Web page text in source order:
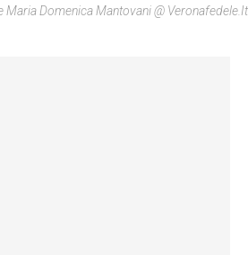
Maria Domenica Mantovani @ Veronafedele.it